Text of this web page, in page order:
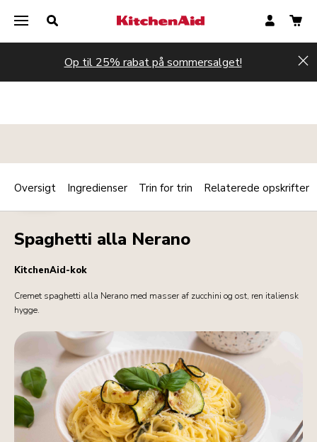
Op til 25% rabat på sommersalget!
PASTA Print
Spaghetti alla Nerano
KitchenAid-kok
Cremet spaghetti alla Nerano med masser af zucchini og ost, ren italiensk
hygge.
Oversigt Ingredienser Trin for trin Relaterede opskrifter